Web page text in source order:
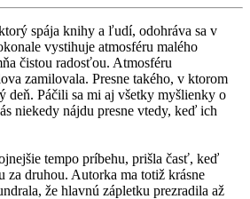
spája knihy a ľudí, odohráva sa v
vystihuje atmosféru malého
čistou radosťou. Atmosféru
zamilovala. Presne takého, v ktorom
deň. Páčili sa mi aj všetky myšlienky o
niekedy nájdu presne vtedy, keď ich
tempo príbehu, prišla časť, keď
za druhou. Autorka ma totiž krásne
že hlavnú zápletku prezradila až